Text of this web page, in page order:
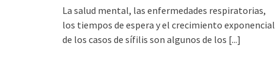
La salud mental, las enfermedades respiratorias,
los tiempos de espera y el crecimiento exponencial
de los casos de sífilis son algunos de los [...]